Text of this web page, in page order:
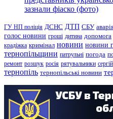
зазнали фіаско (фото)
ГУ НП поліція ДСНС ДТП СБУ
голос новини гроші дитина допомога
крадіжка кримінал новини новини
тернопільщини патрульні погода
ремонт розшук росія рятувальники
тернопіль тернопільські новини